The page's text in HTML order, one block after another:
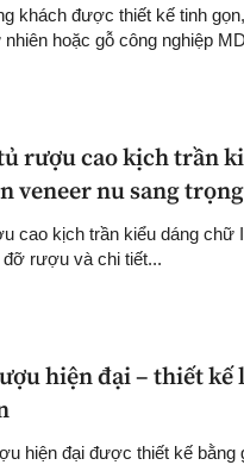
khách được thiết kế tinh
hoặc gỗ công nghiệp
rượu cao kịch trần
veneer nu sang
cao kịch trần kiểu dáng chữ
đỡ rượu và chi tiết...
hiện đại – thiết
hiện đại được thiết kế bằng